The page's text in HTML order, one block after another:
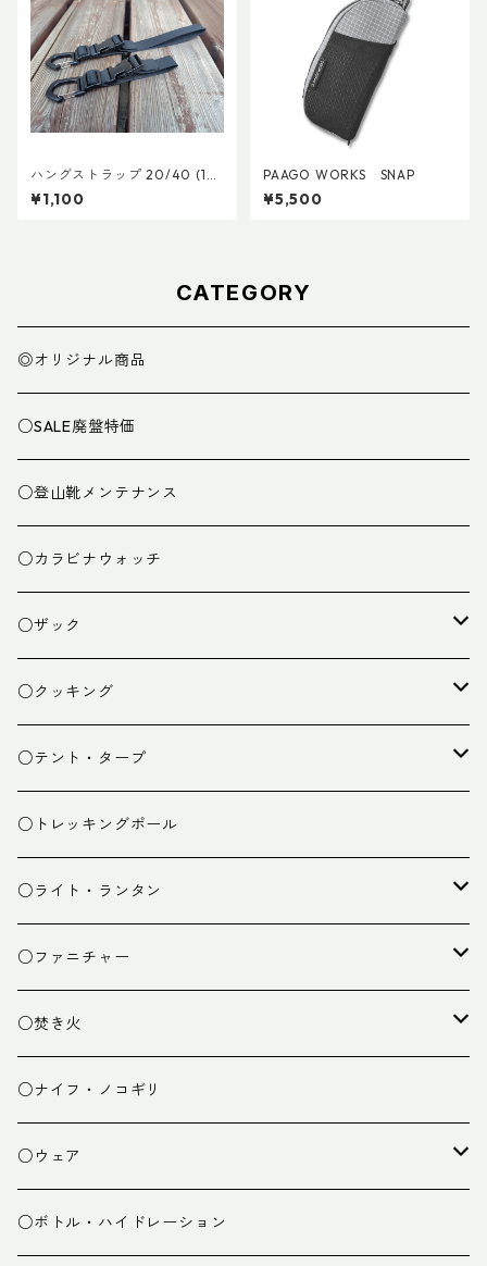
ハングストラップ 20/40 (1
本)
¥1,100
PAAGO WORKS SNAP
¥5,500
CATEGORY
◎オリジナル商品
○SALE廃盤特価
○登山靴メンテナンス
○カラビナウォッチ
○ザック
ザック
スタッフバッグ
ザック小物
○クッキング
クッカー
バーナー
カトラリー
クッキング小物
○テント・タープ
テント
タープ
ペグ・ハンマー・小物
○トレッキングポール
○ライト・ランタン
ライト
ランタン
○ファニチャー
テーブル
チェア
○焚き火
焚き火台
焚き火小物
○ナイフ・ノコギリ
○ウェア
ミドルレイヤー
○ボトル・ハイドレーション